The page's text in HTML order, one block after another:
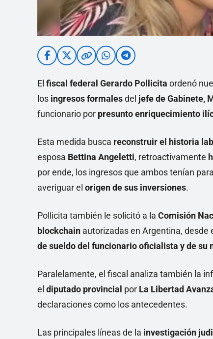
El fiscal federal Gerardo Pollicita ordenó
los ingresos formalesdel jefe de Gabinete,
funcionario por presunto enriquecimiento
Esta medida busca reconstruir el historia
esposa Bettina Angeletti, retroactivamente
por ende, los ingresos que ambos tenían
averiguar el origen de sus inversiones.
Pollicita también le solicitó a la Comisión
blockchain autorizadas en Argentina, desde
de sueldo del funcionario oficialista y de su
Paralelamente, el fiscal analiza también la
el diputado provincial por La Libertad
declaraciones como los antecedentes.
Las principales líneas de la investigación